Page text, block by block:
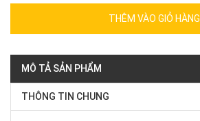
THÊM VÀO GIỎ HÀNG
MÔ TẢ SẢN PHẨM
THÔNG TIN CHUNG